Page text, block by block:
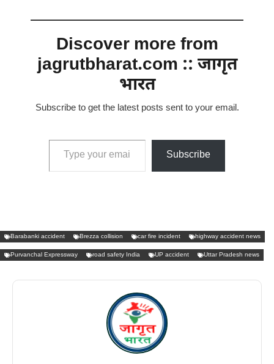
Discover more from
jagrutbharat.com :: जागृत
भारत
Subscribe to get the latest posts sent to your email.
Type your email…
Subscribe
Barabanki accident Brezza collision car fire incident highway accident news
Purvanchal Expressway road safety India UP accident Uttar Pradesh news